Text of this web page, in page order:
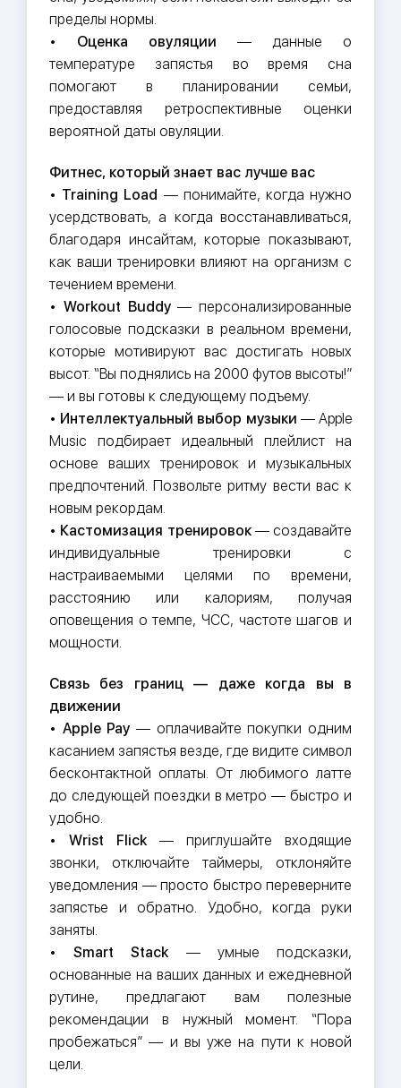
пределы нормы.
• Оценка овуляции — данные о
температуре запястья во время сна
помогают в планировании семьи,
предоставляя ретроспективные оценки
вероятной даты овуляции.
Фитнес, который знает вас лучше вас
• Training Load — понимайте, когда нужно
усердствовать, а когда восстанавливаться,
благодаря инсайтам, которые показывают,
как ваши тренировки влияют на организм с
течением времени.
• Workout Buddy— персонализированные
голосовые подсказки в реальном времени,
которые мотивируют вас достигать новых
высот. “Вы поднялись на 2000 футов высоты!”
— и вы готовы к следующему подъему.
• Интеллектуальный выбор музыки — Apple
Music подбирает идеальный плейлист на
основе ваших тренировок и музыкальных
предпочтений. Позвольте ритму вести вас к
новым рекордам.
• Кастомизация тренировок— создавайте
индивидуальные тренировки с
настраиваемыми целями по времени,
расстоянию или калориям, получая
оповещения о темпе, ЧСС, частоте шагов и
мощности.
Связь без границ — даже когда вы в
движении
• Apple Pay — оплачивайте покупки одним
касанием запястья везде, где видите символ
бесконтактной оплаты. От любимого латте
до следующей поездки в метро — быстро и
удобно.
• Wrist Flick — приглушайте входящие
звонки, отключайте таймеры, отклоняйте
уведомления — просто быстро переверните
запястье и обратно. Удобно, когда руки
заняты.
•Smart Stack — умные подсказки,
основанные на ваших данных и ежедневной
рутине, предлагают вам полезные
рекомендации в нужный момент. “Пора
пробежаться” — и вы уже на пути к новой
цели.